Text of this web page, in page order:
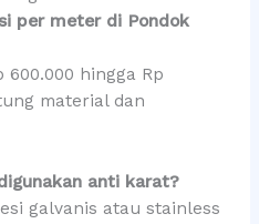
per meter di Pondok
hingga Rp
material dan
anti karat?
galvanis atau stainless